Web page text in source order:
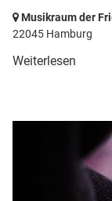
Musikraum der
22045 Hamburg
Weiterlesen